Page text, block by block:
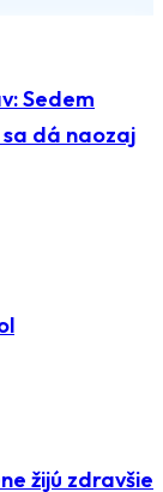
Sedem
dá naozaj
žijú zdravšie